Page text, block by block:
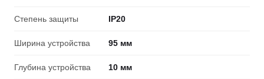
Степень защиты IP20
Ширина устройства 95 мм
Глубина устройства 10 мм